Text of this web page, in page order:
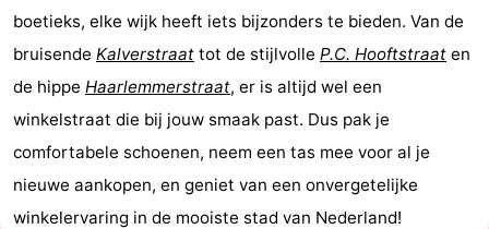
boetieks, elke wijk heeft iets bijzonders te bieden. Van de
bruisende Kalverstraat tot de stijlvolle P.C. Hooftstraat en
de hippe Haarlemmerstraat, er is altijd wel een
winkelstraat die bij jouw smaak past. Dus pak je
comfortabele schoenen, neem een tas mee voor al je
nieuwe aankopen, en geniet van een onvergetelijke
winkelervaring in de mooiste stad van Nederland!